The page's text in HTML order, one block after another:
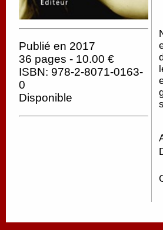
Publié en 2017
36 pages - 10.00 €
ISBN: 978-2-8071-0163-
0
Disponible